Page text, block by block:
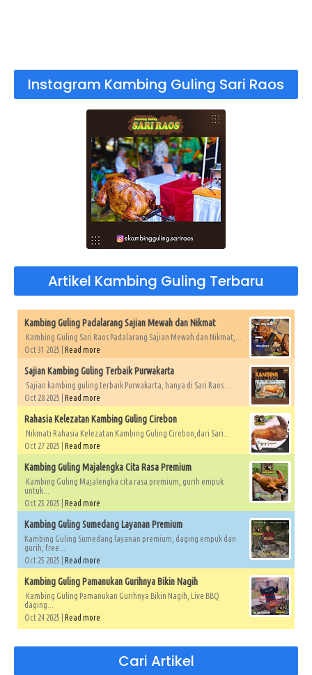
Instagram Kambing Guling Sari Raos
Artikel Kambing Guling Terbaru
Kambing Guling Padalarang Sajian Mewah dan Nikmat
Kambing Guling Sari Raos Padalarang Sajian Mewah dan Nikmat,...
Oct 31 2025 | Read more
Sajian Kambing Guling Terbaik Purwakarta
Sajian kambing guling terbaik Purwakarta, hanya di Sari Raos....
Oct 28 2025 | Read more
Rahasia Kelezatan Kambing Guling Cirebon
Nikmati Rahasia Kelezatan Kambing Guling Cirebon,dari Sari...
Oct 27 2025 | Read more
Kambing Guling Majalengka Cita Rasa Premium
Kambing Guling Majalengka cita rasa premium, gurih empuk
untuk...
Oct 25 2025 | Read more
Kambing Guling Sumedang Layanan Premium
Kambing Guling Sumedang layanan premium, daging empuk dan
gurih, free...
Oct 25 2025 | Read more
Kambing Guling Pamanukan Gurihnya Bikin Nagih
Kambing Guling Pamanukan Gurihnya Bikin Nagih, Live BBQ
daging...
Oct 24 2025 | Read more
Cari Artikel